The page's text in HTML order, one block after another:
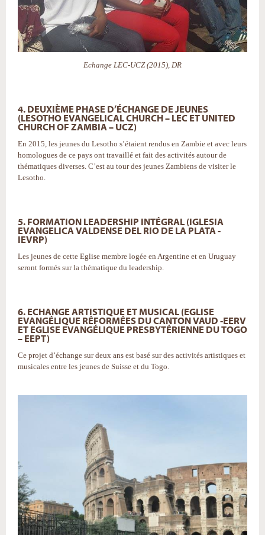
Echange LEC-UCZ (2015), DR
4. DEUXIÈME PHASE D’ÉCHANGE DE JEUNES
(LESOTHO EVANGELICAL CHURCH – LEC ET UNITED
CHURCH OF ZAMBIA – UCZ)
En 2015, les jeunes du Lesotho s’étaient rendus en Zambie et avec leurs
homologues de ce pays ont travaillé et fait des activités autour de
thématiques diverses. C’est au tour des jeunes Zambiens de visiter le
Lesotho.
5. FORMATION LEADERSHIP INTÉGRAL (IGLESIA
EVANGELICA VALDENSE DEL RIO DE LA PLATA -
IEVRP)
Les jeunes de cette Eglise membre logée en Argentine et en Uruguay
seront formés sur la thématique du leadership.
6. ECHANGE ARTISTIQUE ET MUSICAL (EGLISE
EVANGÉLIQUE RÉFORMÉES DU CANTON VAUD -EERV
ET EGLISE EVANGÉLIQUE PRESBYTÉRIENNE DU TOGO
– EEPT)
Ce projet d’échange sur deux ans est basé sur des activités artistiques et
musicales entre les jeunes de Suisse et du Togo.